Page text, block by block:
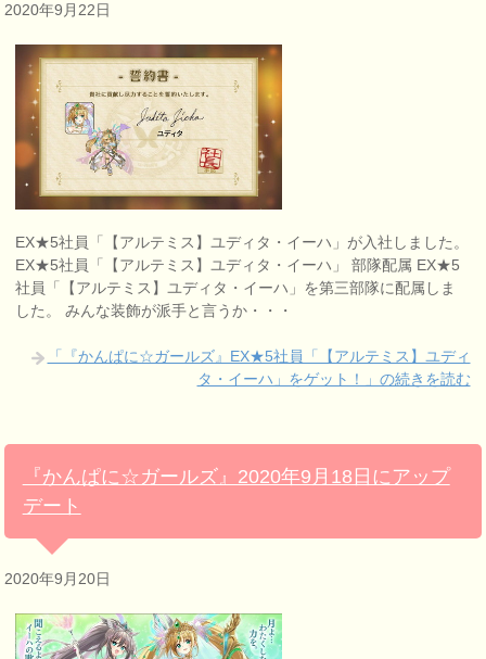
2020年9月22日
EX★5社員「【アルテミス】ユディタ・イーハ」が入社しました。
EX★5社員「【アルテミス】ユディタ・イーハ」 部隊配属 EX★5
社員「【アルテミス】ユディタ・イーハ」を第三部隊に配属しま
した。 みんな装飾が派手と言うか・・・
「『かんぱに☆ガールズ』EX★5社員「【アルテミス】ユディ
タ・イーハ」をゲット！」の続きを読む
『かんぱに☆ガールズ』2020年9月18日にアップ
デート
2020年9月20日